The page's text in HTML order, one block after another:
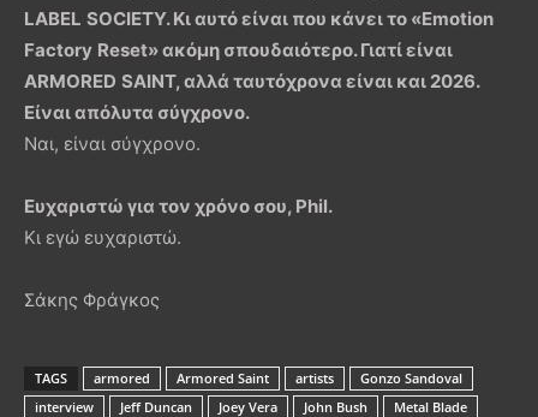
LABEL SOCIETY. Κι αυτό είναι που κάνει το «Emotion
Factory Reset» ακόμη σπουδαιότερο. Γιατί είναι
ARMORED SAINT, αλλά ταυτόχρονα είναι και 2026.
Είναι απόλυτα σύγχρονο.
Ναι, είναι σύγχρονο.
Ευχαριστώ για τον χρόνο σου, Phil.
Κι εγώ ευχαριστώ.
Σάκης Φράγκος
TAGS armored Armored Saint artists
Gonzo Sandoval
interview
Jeff Duncan Joey Vera John Bush
Metal Blade